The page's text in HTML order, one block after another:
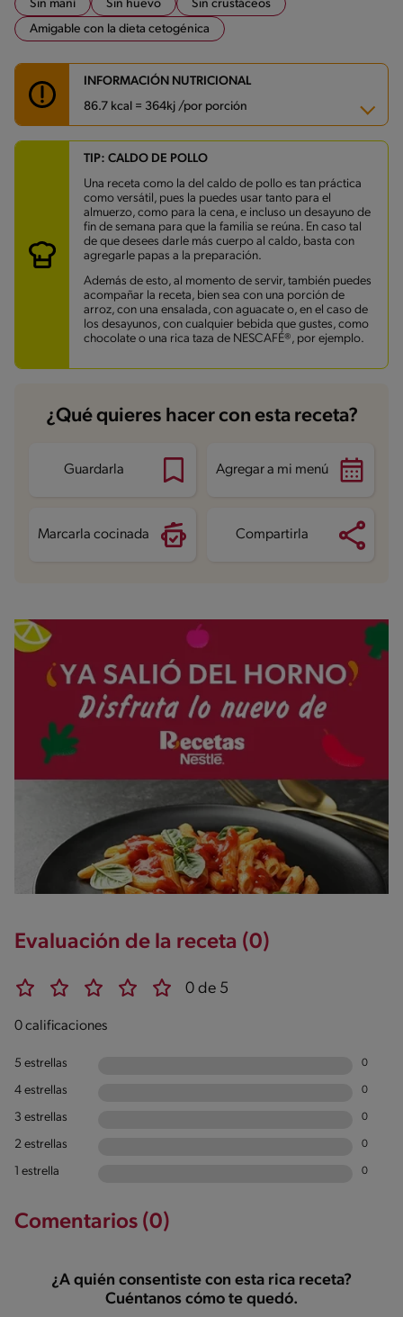
Sin maní Sin huevo
Sin crustáceos
Amigable con la dieta cetogénica
INFORMACIÓN NUTRICIONAL
86.7 kcal = 364kj /por porción
Carbohidratos 2 g
Energía 86.7 kcal
Grasas 1.9 g
Fibra 0.3 g
Proteína 14.5 g
Grasas saturadas 0.5 g
Sodio 483.6 mg
Azúcares
0.9 g
TIP: CALDO DE POLLO
Una receta como la del caldo de pollo es tan práctica
como versátil, pues la puedes usar tanto para el
almuerzo, como para la cena, e incluso un desayuno de
fin de semana para que la familia se reúna. En caso tal
de que desees darle más cuerpo al caldo, basta con
agregarle papas a la preparación.
Además de esto, al momento de servir, también puedes
acompañar la receta, bien sea con una porción de
arroz, con una ensalada, con aguacate o, en el caso de
los desayunos, con cualquier bebida que gustes, como
chocolate o una rica taza de NESCAFÉ®, por ejemplo.
¿Qué quieres hacer con esta receta?
Guardarla Agregar a mi menú
Marcarla cocinada Compartirla
Evaluación de la receta (0)
0 de 5
0 calificaciones
5 estrellas 0
4 estrellas 0
3 estrellas 0
2 estrellas 0
1 estrella 0
Comentarios (0)
¿A quién consentiste con esta rica receta?
Cuéntanos cómo te quedó.